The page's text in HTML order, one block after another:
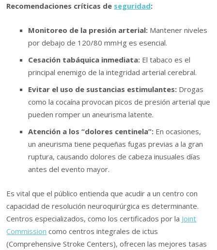
Recomendaciones críticas de seguridad:
Monitoreo de la presión arterial: Mantener niveles
por debajo de 120/80 mmHg es esencial.
Cesación tabáquica inmediata: El tabaco es el
principal enemigo de la integridad arterial cerebral.
Evitar el uso de sustancias estimulantes: Drogas
como la cocaína provocan picos de presión arterial que
pueden romper un aneurisma latente.
Atención a los “dolores centinela”: En ocasiones,
un aneurisma tiene pequeñas fugas previas a la gran
ruptura, causando dolores de cabeza inusuales días
antes del evento mayor.
Es vital que el público entienda que acudir a un centro con
capacidad de resolución neuroquirúrgica es determinante.
Centros especializados, como los certificados por la Joint
Commission como centros integrales de ictus
(Comprehensive Stroke Centers), ofrecen las mejores tasas